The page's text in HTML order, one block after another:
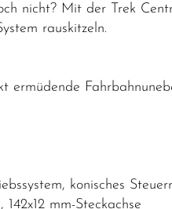
nicht? Mit der Trek
rauskitzeln.
ermüdende
konisches
mm-Steckachse